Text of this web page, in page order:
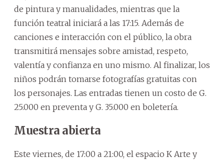
de pintura y manualidades, mientras que la
función teatral iniciará a las 17:15. Además de
canciones e interacción con el público, la obra
transmitirá mensajes sobre amistad, respeto,
valentía y confianza en uno mismo. Al finalizar, los
niños podrán tomarse fotografías gratuitas con
los personajes. Las entradas tienen un costo de G.
25.000 en preventa y G. 35.000 en boletería.
Muestra abierta
Este viernes, de 17:00 a 21:00, el espacio K Arte y